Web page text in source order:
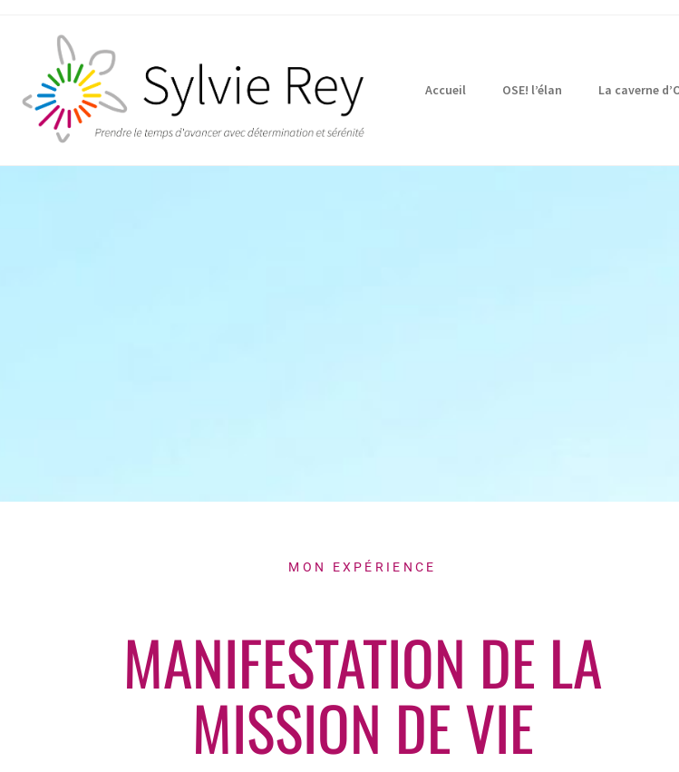
Accueil OSE! l’élan La caverne
MON EXPÉRIENCE
MANIFESTATION DE LA
MISSION DE VIE